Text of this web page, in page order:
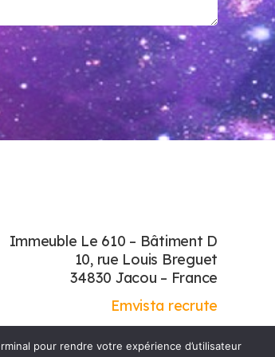
Immeuble Le 610 – Bâtiment D
10, rue Louis Breguet
34830 Jacou – France
Emvista recrute
pour rendre votre expérience d’utilisateur